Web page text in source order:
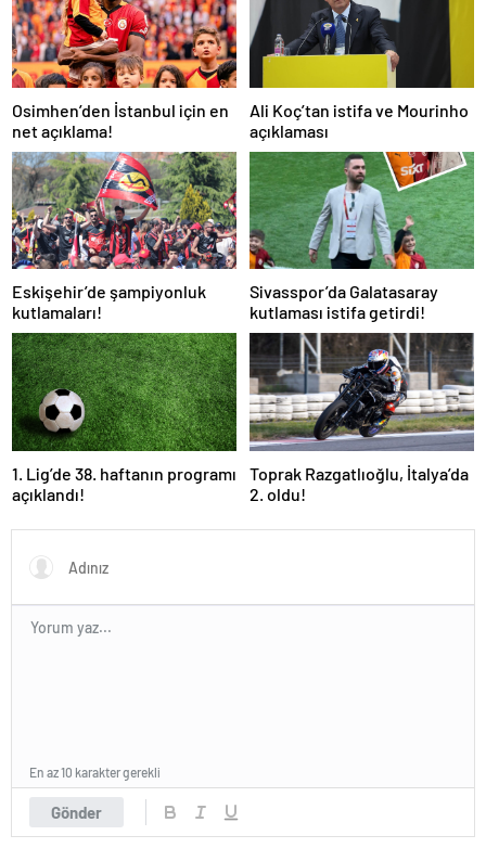
Osimhen’den İstanbul için en
net açıklama!
Ali Koç’tan istifa ve Mourinho
açıklaması
Eskişehir’de şampiyonluk
kutlamaları!
Sivasspor’da Galatasaray
kutlaması istifa getirdi!
1. Lig’de 38. haftanın programı
açıklandı!
Toprak Razgatlıoğlu, İtalya’da
2. oldu!
Gönder
En az 10 karakter gerekli